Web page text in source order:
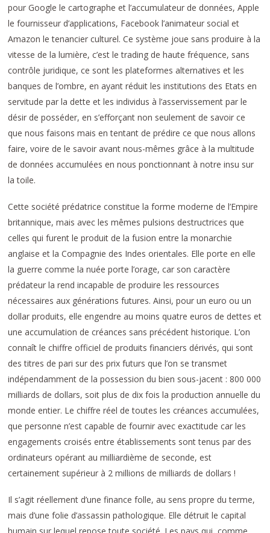
pour Google le cartographe et l’accumulateur de données, Apple
le fournisseur d’applications, Facebook l’animateur social et
Amazon le tenancier culturel. Ce système joue sans produire à la
vitesse de la lumière, c’est le trading de haute fréquence, sans
contrôle juridique, ce sont les plateformes alternatives et les
banques de l’ombre, en ayant réduit les institutions des Etats en
servitude par la dette et les individus à l’asservissement par le
désir de posséder, en s’efforçant non seulement de savoir ce
que nous faisons mais en tentant de prédire ce que nous allons
faire, voire de le savoir avant nous-mêmes grâce à la multitude
de données accumulées en nous ponctionnant à notre insu sur
la toile.
Cette société prédatrice constitue la forme moderne de l’Empire
britannique, mais avec les mêmes pulsions destructrices que
celles qui furent le produit de la fusion entre la monarchie
anglaise et la Compagnie des Indes orientales. Elle porte en elle
la guerre comme la nuée porte l’orage, car son caractère
prédateur la rend incapable de produire les ressources
nécessaires aux générations futures. Ainsi, pour un euro ou un
dollar produits, elle engendre au moins quatre euros de dettes et
une accumulation de créances sans précédent historique. L’on
connaît le chiffre officiel de produits financiers dérivés, qui sont
des titres de pari sur des prix futurs que l’on se transmet
indépendamment de la possession du bien sous-jacent : 800 000
milliards de dollars, soit plus de dix fois la production annuelle du
monde entier. Le chiffre réel de toutes les créances accumulées,
que personne n’est capable de fournir avec exactitude car les
engagements croisés entre établissements sont tenus par des
ordinateurs opérant au milliardième de seconde, est
certainement supérieur à 2 millions de milliards de dollars !
Il s’agit réellement d’une finance folle, au sens propre du terme,
mais d’une folie d’assassin pathologique. Elle détruit le capital
humain sur lequel repose toute société. Les pays qui, comme